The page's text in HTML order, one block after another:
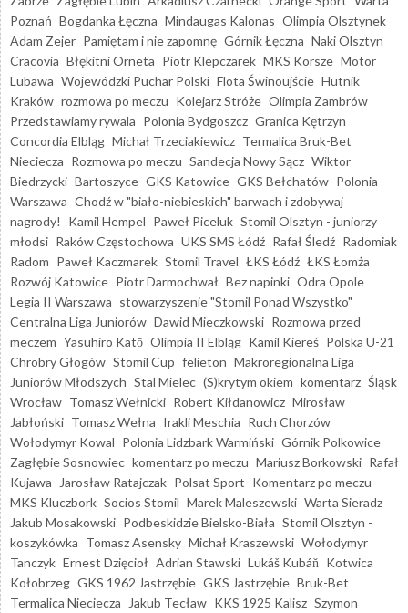
Poznań Bogdanka Łęczna Mindaugas Kalonas Olimpia Olsztynek
Adam Zejer Pamiętam i nie zapomnę Górnik Łęczna Naki Olsztyn
Cracovia Błękitni Orneta Piotr Klepczarek MKS Korsze Motor
Lubawa Wojewódzki Puchar Polski Flota Świnoujście Hutnik
Kraków rozmowa po meczu Kolejarz Stróże Olimpia Zambrów
Przedstawiamy rywala Polonia Bydgoszcz Granica Kętrzyn
Concordia Elbląg Michał Trzeciakiewicz Termalica Bruk-Bet
Nieciecza Rozmowa po meczu Sandecja Nowy Sącz Wiktor
Biedrzycki Bartoszyce GKS Katowice GKS Bełchatów Polonia
Warszawa Chodź w "biało-niebieskich" barwach i zdobywaj
nagrody!
Kamil Hempel Paweł Piceluk Stomil Olsztyn - juniorzy
młodsi Raków Częstochowa UKS SMS Łódź Rafał Śledź Radomiak
Radom Paweł Kaczmarek Stomil Travel ŁKS Łódź ŁKS Łomża
Rozwój Katowice Piotr Darmochwał Bez napinki Odra Opole
Legia II Warszawa stowarzyszenie "Stomil Ponad Wszystko"
Centralna Liga Juniorów Dawid Mieczkowski Rozmowa przed
meczem Yasuhiro Katō Olimpia II Elbląg Kamil Kiereś Polska U-21
Chrobry Głogów Stomil Cup felieton Makroregionalna Liga
Juniorów Młodszych Stal Mielec (S)krytym okiem komentarz Śląsk
Wrocław Tomasz Wełnicki Robert Kiłdanowicz Mirosław
Jabłoński Tomasz Wełna Irakli Meschia Ruch Chorzów
Wołodymyr Kowal Polonia Lidzbark Warmiński Górnik Polkowice
Zagłębie Sosnowiec komentarz po meczu Mariusz Borkowski Rafał
Kujawa
Jarosław Ratajczak Polsat Sport Komentarz po meczu
MKS Kluczbork Socios Stomil Marek Maleszewski Warta Sieradz
Jakub Mosakowski Podbeskidzie Bielsko-Biała Stomil Olsztyn -
koszykówka Tomasz Asensky Michał Kraszewski Wołodymyr
Tanczyk Ernest Dzięcioł Adrian Stawski Lukáš Kubáň Kotwica
Kołobrzeg GKS 1962 Jastrzębie GKS Jastrzębie Bruk-Bet
Termalica Nieciecza
Jakub Tecław KKS 1925 Kalisz Szymon